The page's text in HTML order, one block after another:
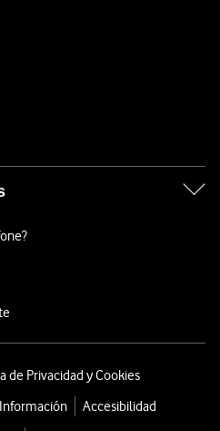
de Privacidad y Cookies
Accesibilidad